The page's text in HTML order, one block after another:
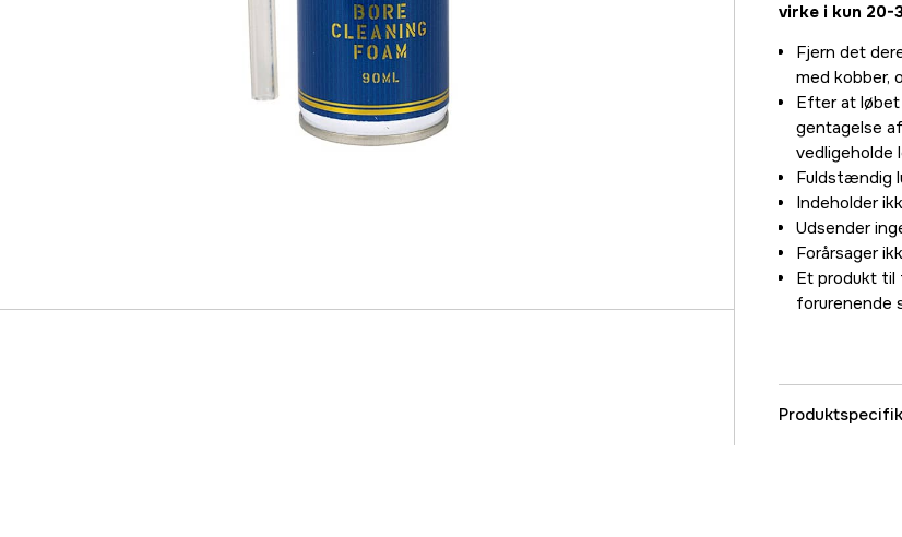
virke i kun 20-
Fjern det
med kobber,
Efter at
gentagelse
vedligeholde
Fuldstændig
Indeholder
Udsender
Forårsager
Et produkt til
forurenende